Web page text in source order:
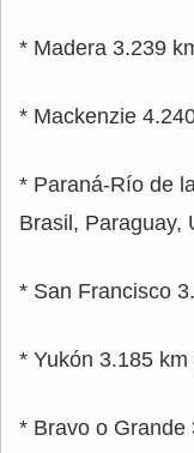
* Madera 3.239
* Mackenzie
* Paraná-Río de
Brasil, Paraguay,
* San Francisco
* Yukón 3.185
* Bravo o Grande